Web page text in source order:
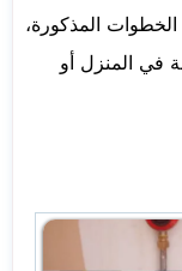
المذكورة،
في المنزل أو